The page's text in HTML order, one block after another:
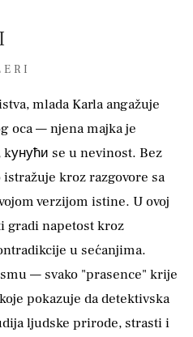
mlada Karla angažuje
oca — njena majka je
se u nevinost. Bez
kroz razgovore sa
verzijom istine. U ovoj
napetost kroz
u sećanjima.
— svako "prasence" krije
pokazuje da detektivska
ljudske prirode, strasti i